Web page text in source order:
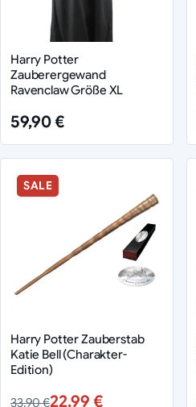
Harry Potter
Zauberergewand
Ravenclaw Größe XL
59,90 €
SALE
Harry Potter Zauberstab
Katie Bell (Charakter-
Edition)
33,90 €22,99 €